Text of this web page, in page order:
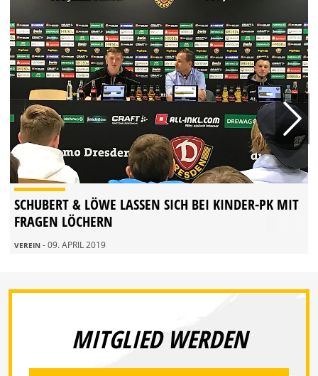
SCHUBERT & LÖWE LASSEN SICH BEI KINDER-PK MIT
FRAGEN LÖCHERN
VEREIN - 09. APRIL 2019
MITGLIED WERDEN